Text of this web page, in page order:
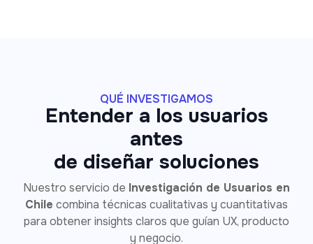
QUÉ INVESTIGAMOS
Entender a los usuarios
antes
de diseñar soluciones
Nuestro servicio de Investigación de Usuarios en
Chile combina técnicas cualitativas y cuantitativas
para obtener insights claros que guían UX, producto
y negocio.